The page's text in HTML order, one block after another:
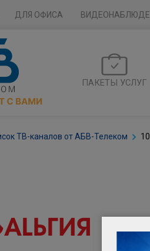
ДЛЯ ОФИСА
ПАКЕТЫ УСЛУГ
ТВ-каналов от АБВ-Телеком